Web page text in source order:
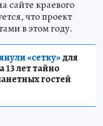
сайте краевого
что проект
в этом году.
«сетку»для
лет тайно
гостей